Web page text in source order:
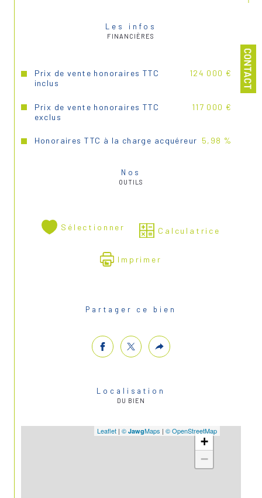
CONTACT
Les infos
FINANCIÈRES
Prix de vente honoraires TTC
inclus
124 000 €
Prix de vente honoraires TTC
exclus
117 000 €
Honoraires TTC à la charge acquéreur 5,98 %
Nos
OUTILS
Sélectionner Calculatrice
Imprimer
Partager ce bien
Localisation
DU BIEN
+
−
Leaflet | © JawgMaps | © OpenStreetMap